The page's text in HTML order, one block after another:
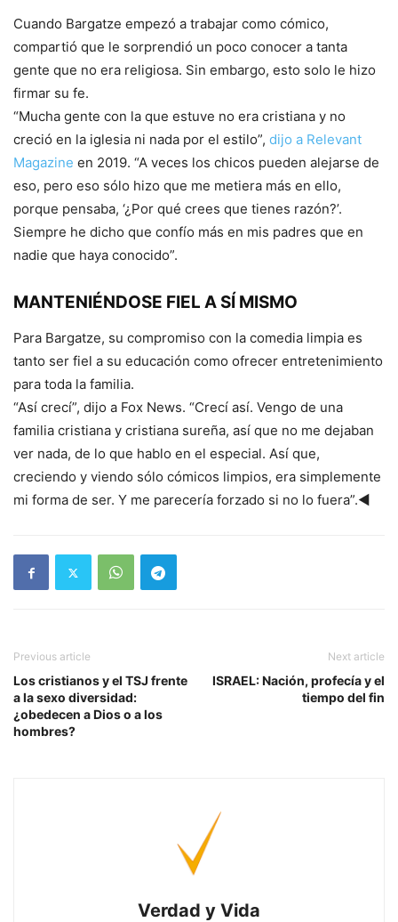
Cuando Bargatze empezó a trabajar como cómico,
compartió que le sorprendió un poco conocer a tanta
gente que no era religiosa. Sin embargo, esto solo le hizo
firmar su fe.
“Mucha gente con la que estuve no era cristiana y no
creció en la iglesia ni nada por el estilo”, dijo a Relevant
Magazine en 2019. “A veces los chicos pueden alejarse de
eso, pero eso sólo hizo que me metiera más en ello,
porque pensaba, ‘¿Por qué crees que tienes razón?’.
Siempre he dicho que confío más en mis padres que en
nadie que haya conocido”.
MANTENIÉNDOSE FIEL A SÍ MISMO
Para Bargatze, su compromiso con la comedia limpia es
tanto ser fiel a su educación como ofrecer entretenimiento
para toda la familia.
“Así crecí”, dijo a Fox News. “Crecí así. Vengo de una
familia cristiana y cristiana sureña, así que no me dejaban
ver nada, de lo que hablo en el especial. Así que,
creciendo y viendo sólo cómicos limpios, era simplemente
mi forma de ser. Y me parecería forzado si no lo fuera”.◄
Previous article
Los cristianos y el TSJ frente
a la sexo diversidad:
¿obedecen a Dios o a los
hombres?
Next article
ISRAEL: Nación, profecía y el
tiempo del fin
Verdad y Vida